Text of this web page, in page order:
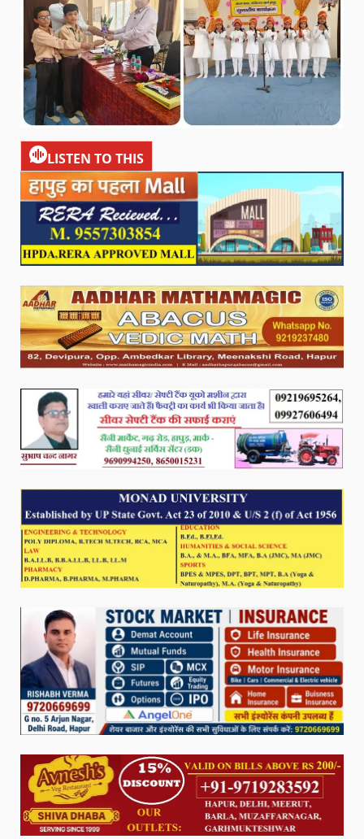
LISTEN TO THIS